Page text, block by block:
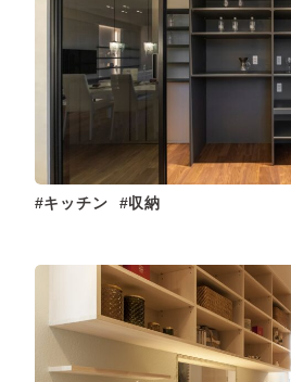
キッチン 収納